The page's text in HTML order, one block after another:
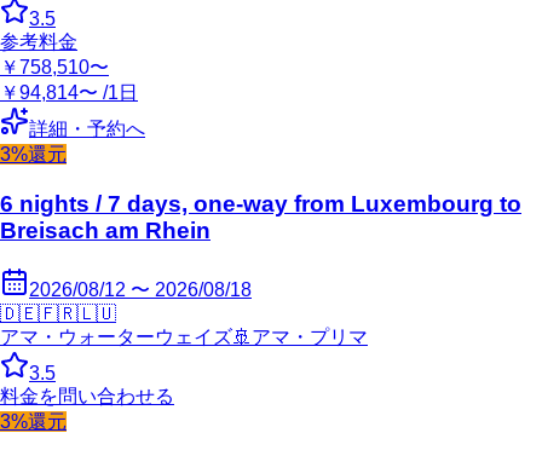
3.5
参考料金
￥758,510〜
￥94,814〜 /1日
詳細・予約へ
3%還元
6 nights / 7 days, one-way from Luxembourg to
Breisach am Rhein
2026/08/12 〜 2026/08/18
🇩🇪🇫🇷🇱🇺
アマ・ウォーターウェイズ🚢 アマ・プリマ
3.5
料金を問い合わせる
3%還元